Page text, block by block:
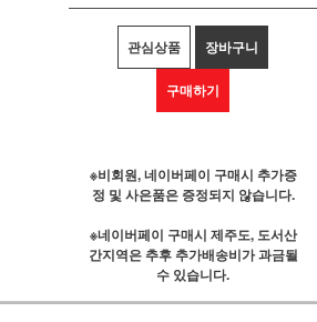
관심상품 장바구니
구매하기
※비회원, 네이버페이 구매시 추가증
정 및 사은품은 증정되지 않습니다.
※네이버페이 구매시 제주도, 도서산
간지역은 추후 추가배송비가 과금될
수 있습니다.